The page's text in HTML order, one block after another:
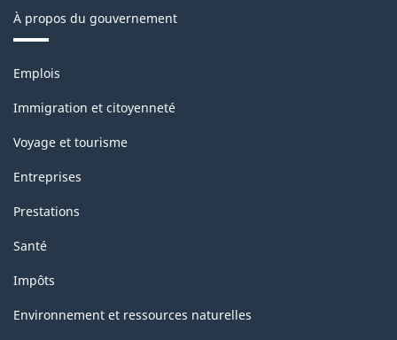
À propos du gouvernement
Thèmes
sujets
Emplois
Immigration et citoyenneté
Voyage et tourisme
Entreprises
Prestations
Santé
Impôts
Environnement et ressources naturelles